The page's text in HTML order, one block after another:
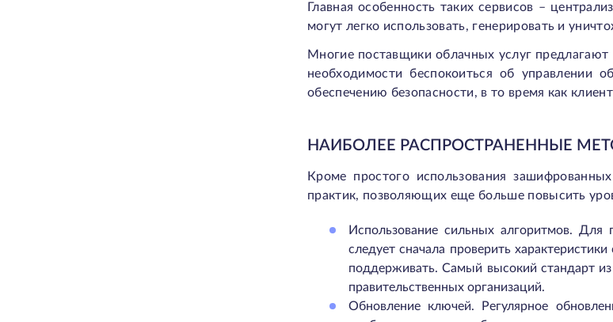
Главная особенность таких сервисов –
могут легко использовать, генерировать и
Многие поставщики облачных услуг
необходимости беспокоиться об
обеспечению безопасности, в то время как
НАИБОЛЕЕ РАСПРОСТРАНЕННЫЕ
Кроме простого использования
практик, позволяющих еще больше повысить
Использование сильных алгоритмов. Для
следует сначала проверить
поддерживать. Самый высокий стандарт
правительственных организаций.
Обновление ключей. Регулярное